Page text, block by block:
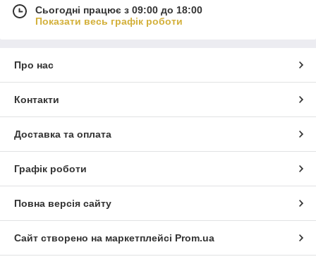
Сьогодні працює з 09:00 до 18:00
Показати весь графік роботи
Про нас
Контакти
Доставка та оплата
Графік роботи
Повна версія сайту
Сайт створено на маркетплейсі Prom.ua